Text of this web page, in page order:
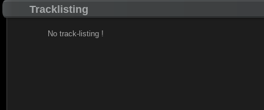
Tracklisting
No track-listing !